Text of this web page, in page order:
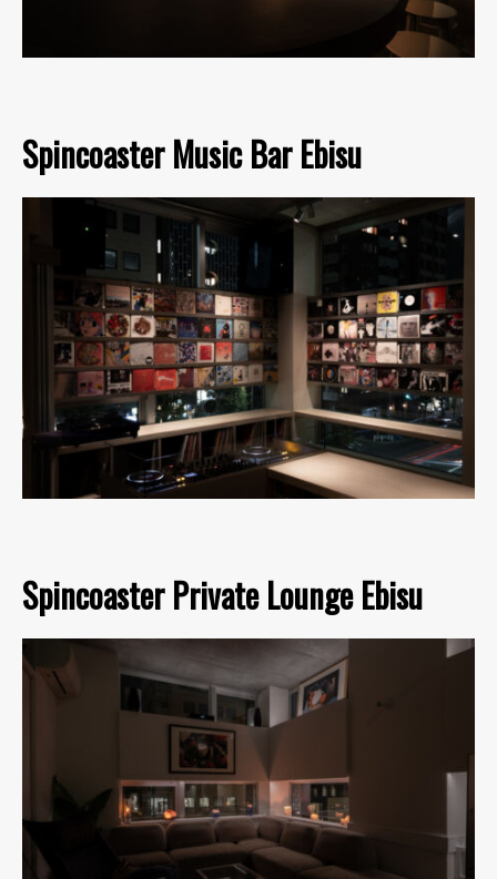
Spincoaster Music Bar Ebisu
Spincoaster Private Lounge Ebisu